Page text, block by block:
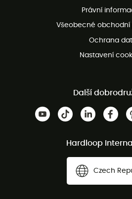
Bezplatná zákaznická služba
Právní
Všeobecné obchodní
Ochrana dat
Nastavení
Další
Hardloop
Czech